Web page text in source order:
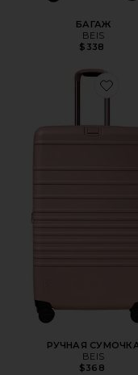
БАГАЖ
BEIS
$338
РУЧНАЯ
BEIS
$368